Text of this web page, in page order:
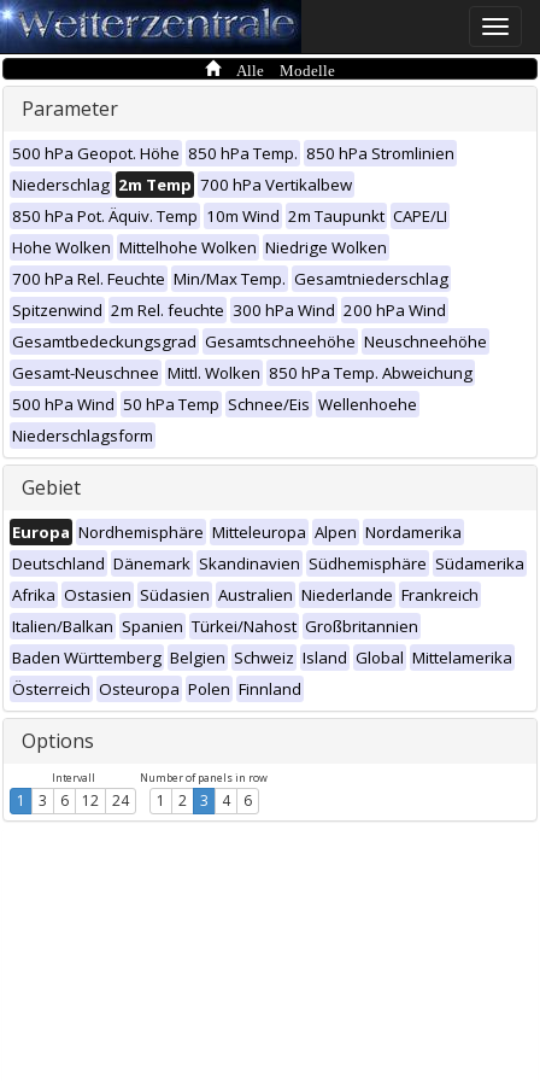
Toggle
Alle Modelle
Parameter
500 hPa Geopot. Höhe 850 hPa Temp. 850 hPa Stromlinien
Niederschlag 2m Temp 700 hPa Vertikalbew
850 hPa Pot. Äquiv. Temp 10m Wind 2m Taupunkt CAPE/LI
Hohe Wolken Mittelhohe Wolken Niedrige Wolken
700 hPa Rel. Feuchte Min/Max Temp. Gesamtniederschlag
Spitzenwind 2m Rel. feuchte 300 hPa Wind 200 hPa Wind
Gesamtbedeckungsgrad Gesamtschneehöhe Neuschneehöhe
Gesamt-Neuschnee Mittl. Wolken 850 hPa Temp. Abweichung
500 hPa Wind 50 hPa Temp Schnee/Eis Wellenhoehe
Niederschlagsform
Gebiet
Europa Nordhemisphäre Mitteleuropa Alpen Nordamerika
Deutschland Dänemark Skandinavien Südhemisphäre Südamerika
Afrika Ostasien Südasien Australien Niederlande Frankreich
Italien/Balkan Spanien Türkei/Nahost Großbritannien
Baden Württemberg Belgien Schweiz Island Global Mittelamerika
Österreich Osteuropa Polen Finnland
Options
Intervall
1 3 6 12 24
Number of panels in row
1 2 3 4 6